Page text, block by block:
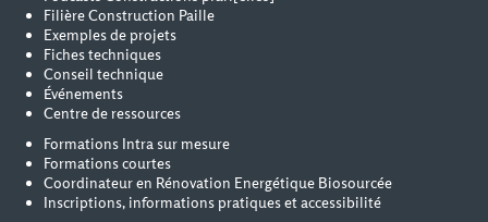
Filière Construction Paille
Exemples de projets
Fiches techniques
Conseil technique
Événements
Centre de ressources
Formations Intra sur mesure
Formations courtes
Coordinateur en Rénovation Energétique Biosourcée
Inscriptions, informations pratiques et accessibilité